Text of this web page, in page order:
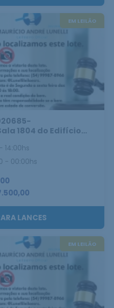
EM LEILÃO
1804 do Edifício...
14:00hs
- 00:00hs
LANCES
EM LEILÃO